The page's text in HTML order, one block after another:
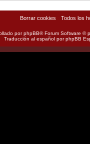
Todos los
Borrar cookies
porphpBB® Forum Software ©
Traducción al español porphpBB